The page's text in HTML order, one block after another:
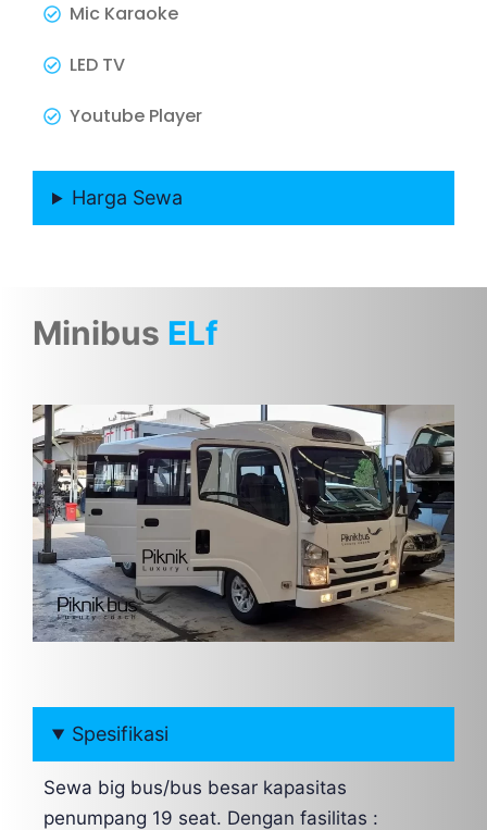
Mic Karaoke
LED TV
Youtube Player
Harga Sewa
Minibus ELf
Spesifikasi
Sewa big bus/bus besar kapasitas
penumpang 19 seat. Dengan fasilitas :